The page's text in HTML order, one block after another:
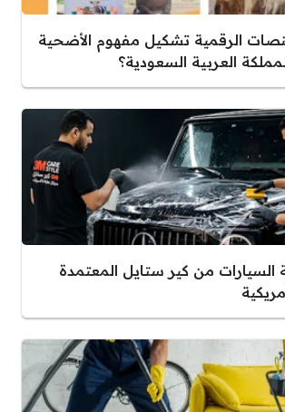
الرقمية تشكيل مفهوم الأضحية
العربية السعودية؟
من كير ستايل المعتمدة